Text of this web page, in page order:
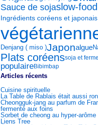
Sauce de sojaslow-food
Ingrédients coréens et japonais
Denjang ( miso )Japonalgue
Plats coréenssoja et
populaireBibimbap
Articles récents
Cuisine spirituelle
La Table de Rablais était aussi
Cheongguk-jang au parfum de
fermenté aux foins
Sorbet de cheong au hyper-arôme
Liens Tree